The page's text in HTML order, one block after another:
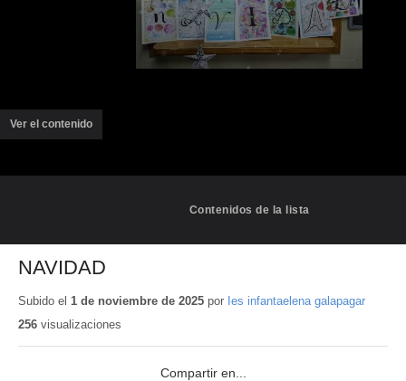
Ver el contenido
Contenidos de la lista
NAVIDAD
Subido el 1 de noviembre de 2025 por Ies infantaelena galapagar
256 visualizaciones